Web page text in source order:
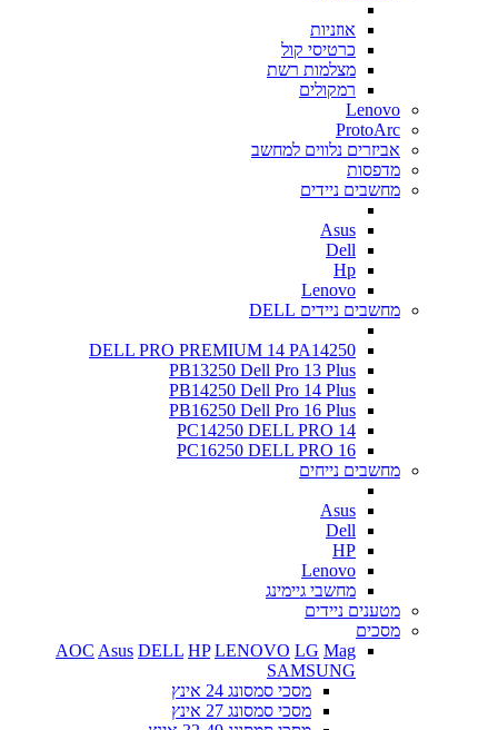
אוזניות
כרטיסי קול
מצלמות רשת
רמקולים
Lenovo
ProtoArc
אביזרים נלווים למחשב
מדפסות
מחשבים ניידים
Asus
Dell
Hp
Lenovo
מחשבים ניידים DELL
DELL PRO PREMIUM 14 PA14250
PB13250 Dell Pro 13 Plus
PB14250 Dell Pro 14 Plus
PB16250 Dell Pro 16 Plus
PC14250 DELL PRO 14
PC16250 DELL PRO 16
מחשבים נייחים
Asus
Dell
HP
Lenovo
מחשבי גיימינג
מטענים ניידים
מסכים
AOC Asus DELL HP LENOVO LG Mag
SAMSUNG
מסכי סמסונג 24 אינץ
מסכי סמסונג 27 אינץ